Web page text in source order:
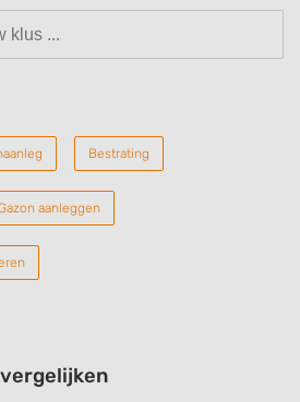
Bestrating
aanleggen